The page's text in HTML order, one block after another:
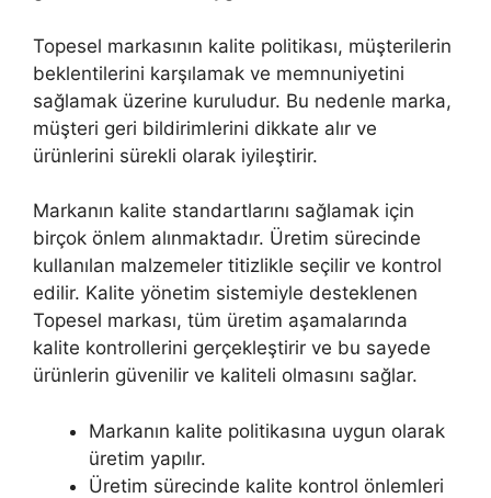
Topesel markasının kalite politikası, müşterilerin
beklentilerini karşılamak ve memnuniyetini
sağlamak üzerine kuruludur. Bu nedenle marka,
müşteri geri bildirimlerini dikkate alır ve
ürünlerini sürekli olarak iyileştirir.
Markanın kalite standartlarını sağlamak için
birçok önlem alınmaktadır. Üretim sürecinde
kullanılan malzemeler titizlikle seçilir ve kontrol
edilir. Kalite yönetim sistemiyle desteklenen
Topesel markası, tüm üretim aşamalarında
kalite kontrollerini gerçekleştirir ve bu sayede
ürünlerin güvenilir ve kaliteli olmasını sağlar.
Markanın kalite politikasına uygun olarak
üretim yapılır.
Üretim sürecinde kalite kontrol önlemleri